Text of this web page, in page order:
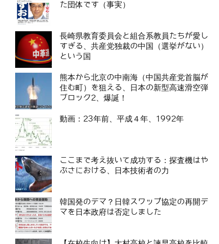
た団体です（事実）
長崎県教育委員会と組合系教員たちが愛し
すぎる、共産党独裁の中国（選挙がない）
という国
熊本から北京の中南海（中国共産党首脳が
住む町）を狙える、日本の新型高速滑空弾
ブロック2、爆誕！
動画：23年前、平成４年、1992年
ここまで考え抜いて成功する：探査機はや
ぶさにおける、日本技術者の力
韓国発のデマ？日韓スワップ協定の再開デ
マを日本政府は否定しました